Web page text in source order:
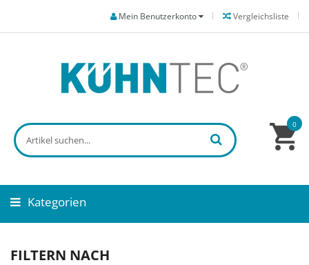
Vergleichsliste
Mein Benutzerkonto
0
Kategorien
FILTERN NACH